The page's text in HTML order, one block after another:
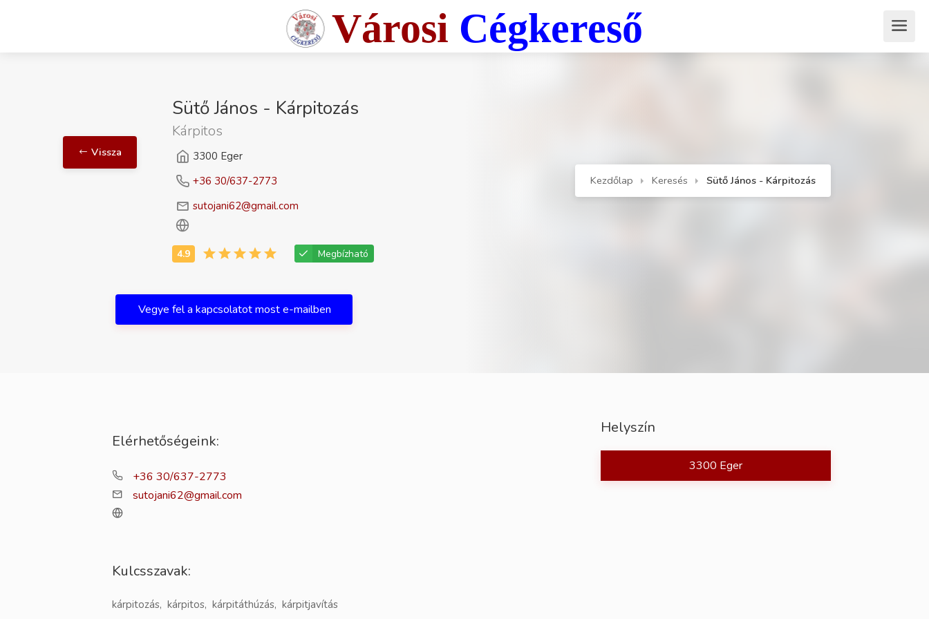
Városi Cégkereső
Vissza
Sütő János - Kárpitozás
Kárpitos
3300 Eger
+36 30/637-2773
sutojani62@gmail.com
Megbízható
Kezdőlap Keresés Sütő János - Kárpitozás
Vegye fel a kapcsolatot most e-mailben
Elérhetőségeink:
+36 30/637-2773
sutojani62@gmail.com
Kulcsszavak:
kárpitozás, kárpitos, kárpitáthúzás, kárpitjavítás
Helyszín
3300 Eger